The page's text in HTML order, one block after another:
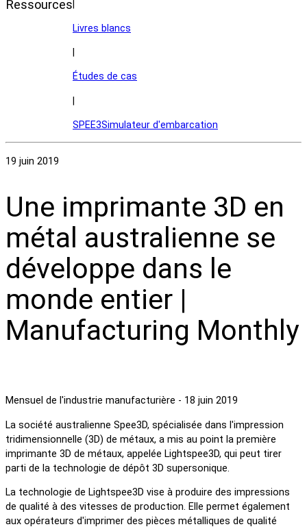
Ressources
Livres blancs
Études de cas
SPEE3Simulateur d'embarcation
19 juin 2019
Une imprimante 3D en
métal australienne se
développe dans le
monde entier |
Manufacturing Monthly
Mensuel de l'industrie manufacturière - 18 juin 2019
La société australienne Spee3D, spécialisée dans l'impression
tridimensionnelle (3D) de métaux, a mis au point la première
imprimante 3D de métaux, appelée Lightspee3D, qui peut tirer
parti de la technologie de dépôt 3D supersonique.
La technologie de Lightspee3D vise à produire des impressions
de qualité à des vitesses de production. Elle permet également
aux opérateurs d'imprimer des pièces métalliques de qualité